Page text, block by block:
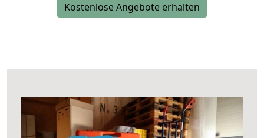
Kostenlose Angebote erhalten